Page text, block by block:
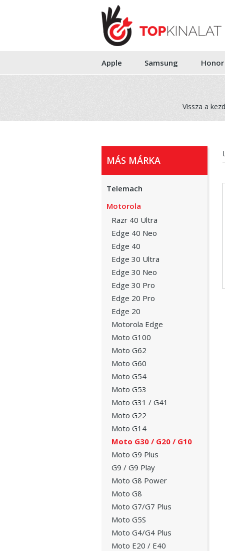
Apple Samsung Honor
Vissza a
MÁS MÁRKA
Telemach
Motorola
Razr 40 Ultra
Edge 40 Neo
Edge 40
Edge 30 Ultra
Edge 30 Neo
Edge 30 Pro
Edge 20 Pro
Edge 20
Motorola Edge
Moto G100
Moto G62
Moto G60
Moto G54
Moto G53
Moto G31 / G41
Moto G22
Moto G14
Moto G30 / G20 / G10
Moto G9 Plus
G9 / G9 Play
Moto G8 Power
Moto G8
Moto G7/G7 Plus
Moto G5S
Moto G4/G4 Plus
Moto E20 / E40